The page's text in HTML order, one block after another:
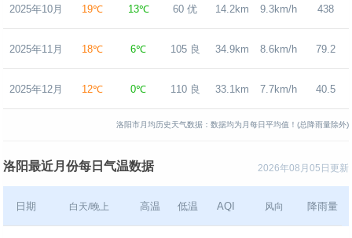
2025年10月 19℃ 13℃ 60 优 14.2km 9.3km/h 438
2025年11月 18℃ 6℃ 105 良 34.9km 8.6km/h 79.2
2025年12月 12℃ 0℃ 110 良 33.1km 7.7km/h 40.5
洛阳市月均历史天气数据：数据均为月每日平均值！(总降雨量除外)
2026年08月05日更新
洛阳最近月份每日气温数据
日期 白天/晚上 高温 低温 AQI 风向 降雨量